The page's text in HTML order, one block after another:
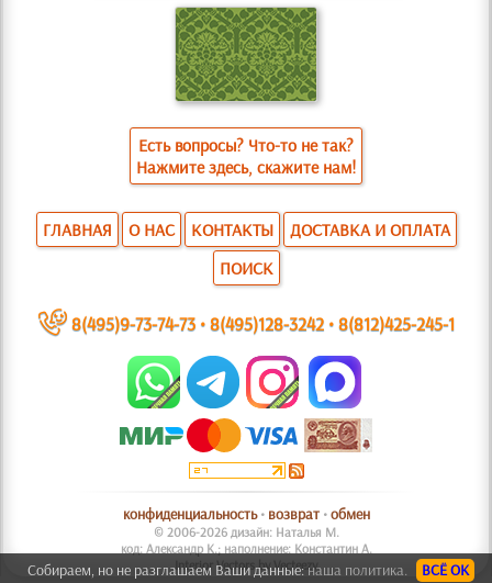
Есть вопросы? Что-то не так?
Нажмите здесь, скажите нам!
ГЛАВНАЯ О НАС КОНТАКТЫ
ДОСТАВКА И ОПЛАТА
ПОИСК
~ 8(495)9-73-74-73•8(495)128-3242•8(812)425-245-1
конфиденциальность• возврат•обмен
© 2006-2026 дизайн: Наталья М.
код: Александр К.; наполнение: Константин А.
Interior Vectors by Vecteezy
ВСЁ ОК
Собираем, но не разглашаем Ваши данные: наша политика.